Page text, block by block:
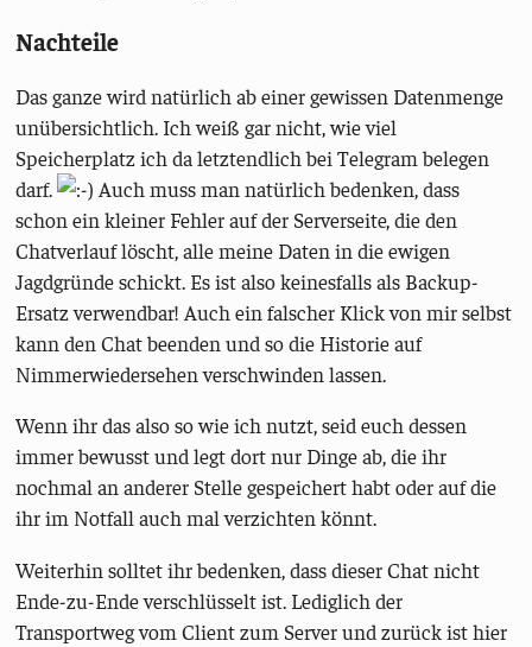
Nachteile
Das ganze wird natürlich ab einer gewissen Datenmenge
unübersichtlich. Ich weiß gar nicht, wie viel
Speicherplatz ich da letztendlich bei Telegram belegen
darf.
Auch muss man natürlich bedenken, dass
schon ein kleiner Fehler auf der Serverseite, die den
Chatverlauf löscht, alle meine Daten in die ewigen
Jagdgründe schickt. Es ist also keinesfalls als Backup-
Ersatz verwendbar! Auch ein falscher Klick von mir selbst
kann den Chat beenden und so die Historie auf
Nimmerwiedersehen verschwinden lassen.
Wenn ihr das also so wie ich nutzt, seid euch dessen
immer bewusst und legt dort nur Dinge ab, die ihr
nochmal an anderer Stelle gespeichert habt oder auf die
ihr im Notfall auch mal verzichten könnt.
Weiterhin solltet ihr bedenken, dass dieser Chat nicht
Ende-zu-Ende verschlüsselt ist. Lediglich der
Transportweg vom Client zum Server und zurück ist hier